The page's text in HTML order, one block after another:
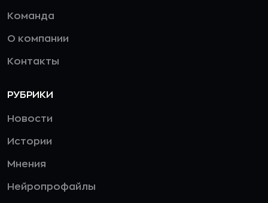
Команда
О компании
Контакты
РУБРИКИ
Новости
Истории
Мнения
Нейропрофайлы